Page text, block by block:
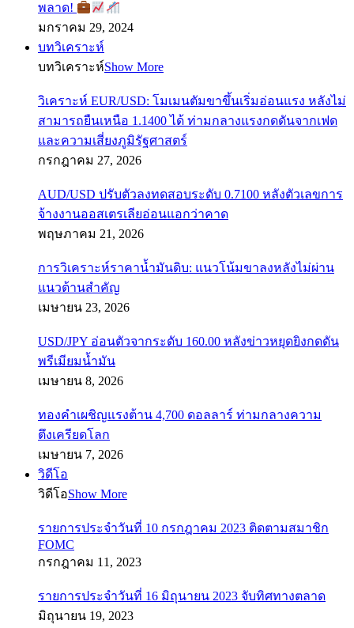
พลาด!
มกราคม 29, 2024
บทวิเคราะห์
บทวิเคราะห์Show More
วิเคราะห์ EUR/USD: โมเมนตัมขาขึ้นเริ่มอ่อนแรง หลังไม่
สามารถยืนเหนือ 1.1400 ได้ ท่ามกลางแรงกดดันจากเฟด
และความเสี่ยงภูมิรัฐศาสตร์
กรกฎาคม 27, 2026
AUD/USD ปรับตัวลงทดสอบระดับ 0.7100 หลังตัวเลขการ
จ้างงานออสเตรเลียอ่อนแอกว่าคาด
พฤษภาคม 21, 2026
การวิเคราะห์ราคาน้ำมันดิบ: แนวโน้มขาลงหลังไม่ผ่าน
แนวต้านสำคัญ
เมษายน 23, 2026
USD/JPY อ่อนตัวจากระดับ 160.00 หลังข่าวหยุดยิงกดดัน
พรีเมียมน้ำมัน
เมษายน 8, 2026
ทองคำเผชิญแรงต้าน 4,700 ดอลลาร์ ท่ามกลางความ
ตึงเครียดโลก
เมษายน 7, 2026
วิดีโอ
วิดีโอShow More
รายการประจำวันที่ 10 กรกฎาคม 2023 ติดตามสมาชิก
FOMC
กรกฎาคม 11, 2023
รายการประจำวันที่ 16 มิถุนายน 2023 จับทิศทางตลาด
มิถุนายน 19, 2023